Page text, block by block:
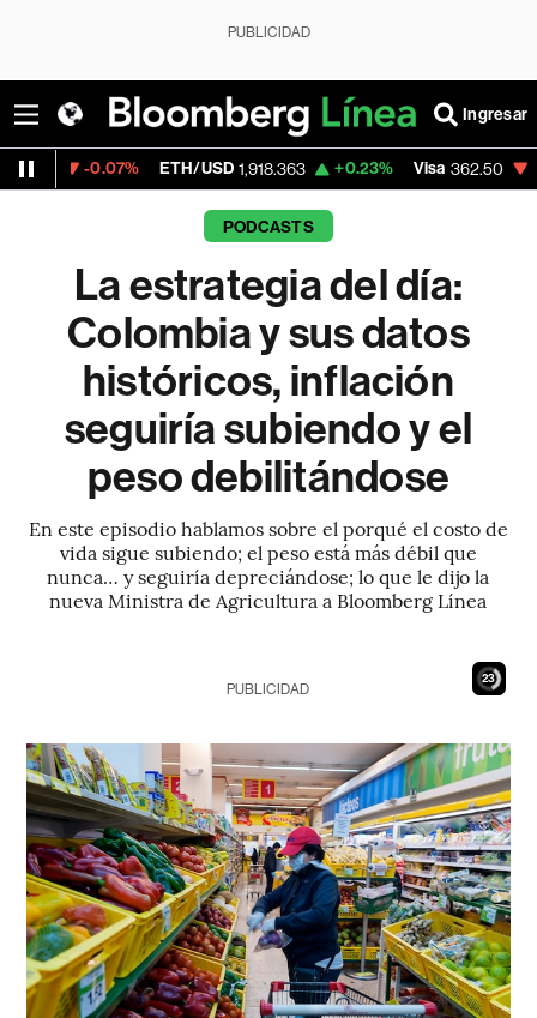
PUBLICIDAD
Ingresar
ETH/USD 1,918.363 +0.23% Visa 362.50 -2.15%
PODCASTS
La estrategia del día:
Colombia y sus datos
históricos, inflación
seguiría subiendo y el
peso debilitándose
En este episodio hablamos sobre el porqué el costo de
vida sigue subiendo; el peso está más débil que
nunca… y seguiría depreciándose; lo que le dijo la
nueva Ministra de Agricultura a Bloomberg Línea
22
PUBLICIDAD